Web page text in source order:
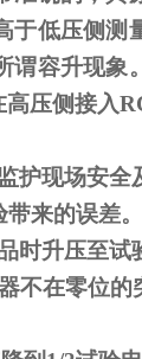
低压侧
容升现
压侧接入
护现场安全
来的误差。
升压至试
不在零位